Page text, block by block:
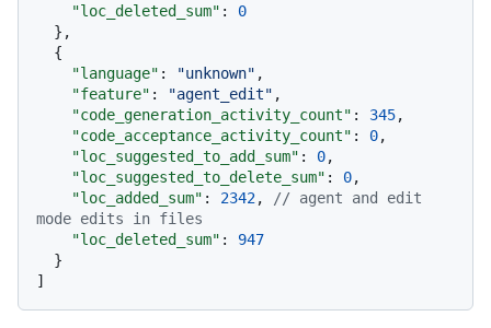
"loc_deleted_sum" :
0
} ,
{
"language" : "unknown" ,
"feature" : "agent_edit" ,
"code_generation_activity_count" : 345,
"code_acceptance_activity_count" : 0,
"loc_suggested_to_add_sum" : 0,
"loc_suggested_to_delete_sum" : 0,
"loc_added_sum" : 2342,
// agent and edit
mode edits in files
"loc_deleted_sum" :
947
}
]